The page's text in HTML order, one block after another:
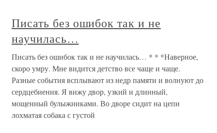
Писать без ошибок так и не
научилась…
Писать без ошибок так и не научилась… * * *Наверное,
скоро умру. Мне видится детство все чаще и чаще.
Разные события всплывают из недр памяти и волнуют до
сердцебиения. Я вижу двор, узкий и длинный,
мощенный булыжниками. Во дворе сидит на цепи
лохматая собака с густой